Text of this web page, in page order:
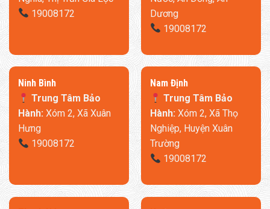
19008172
Dương
19008172
Ninh Bình
Trung Tâm Bảo
Hành:Xóm 2, Xã Xuân
Hưng
19008172
​Nam Định
Trung Tâm Bảo
Hành:Xóm 2, Xã Thọ
Nghiệp, Huyện Xuân
Trường
19008172